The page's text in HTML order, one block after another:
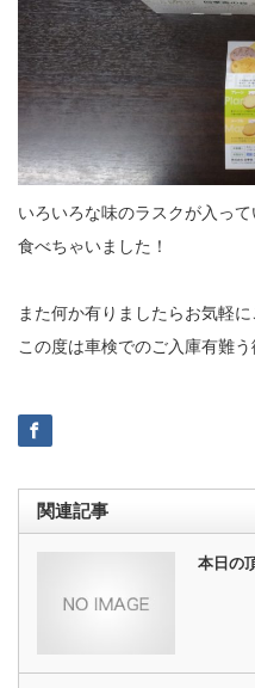
いろいろな味のラスクが入っ
食べちゃいました！
また何か有りましたらお気軽に
この度は車検でのご入庫有難
関連記事
本日の